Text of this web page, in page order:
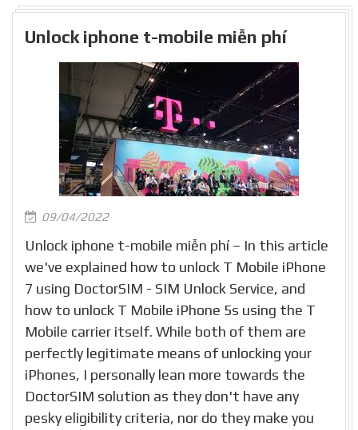
Unlock iphone t-mobile miễn phí
09/04/2022
Unlock iphone t-mobile miễn phí – In this article
we've explained how to unlock T Mobile iPhone
7 using DoctorSIM - SIM Unlock Service, and
how to unlock T Mobile iPhone 5s using the T
Mobile carrier itself. While both of them are
perfectly legitimate means of unlocking your
iPhones, I personally lean more towards the
DoctorSIM solution as they don't have any
pesky eligibility criteria, nor do they make you